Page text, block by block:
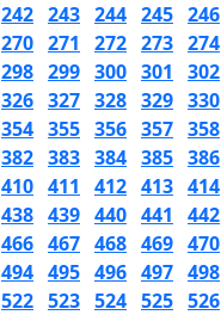
242 243 244 245 246
270 271 272 273 274
298 299 300 301 302
326 327 328 329 330
354 355 356 357 358
382 383 384 385 386
410 411 412 413 414
438 439 440 441 442
466 467 468 469 470
494 495 496 497 498
522 523 524 525 526